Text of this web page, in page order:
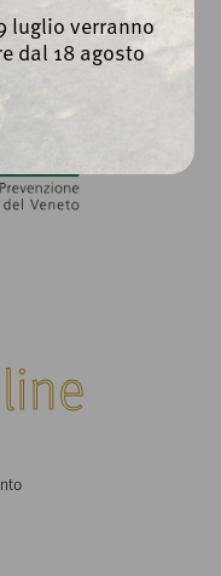
luglio verranno
dal 18 agosto